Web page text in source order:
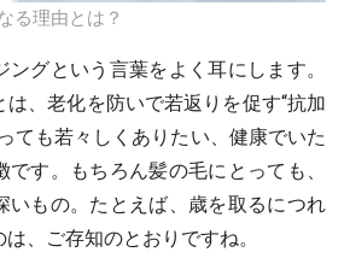
る理由とは？
グという言葉をよく耳にします。
、老化を防いで若返りを促す“抗加
ても若々しくありたい、健康でいた
す。もちろん髪の毛にとっても、
いもの。たとえば、歳を取るにつれ
、ご存知のとおりですね。